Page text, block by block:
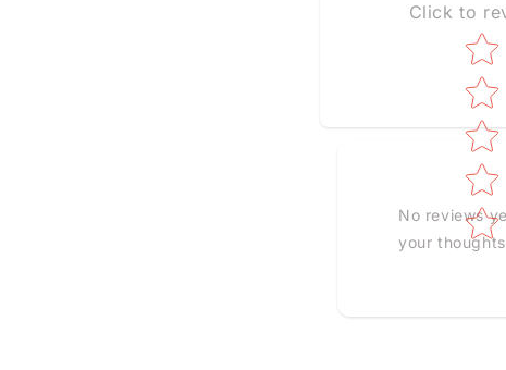
Click to
Star
No reviews
your thoughts